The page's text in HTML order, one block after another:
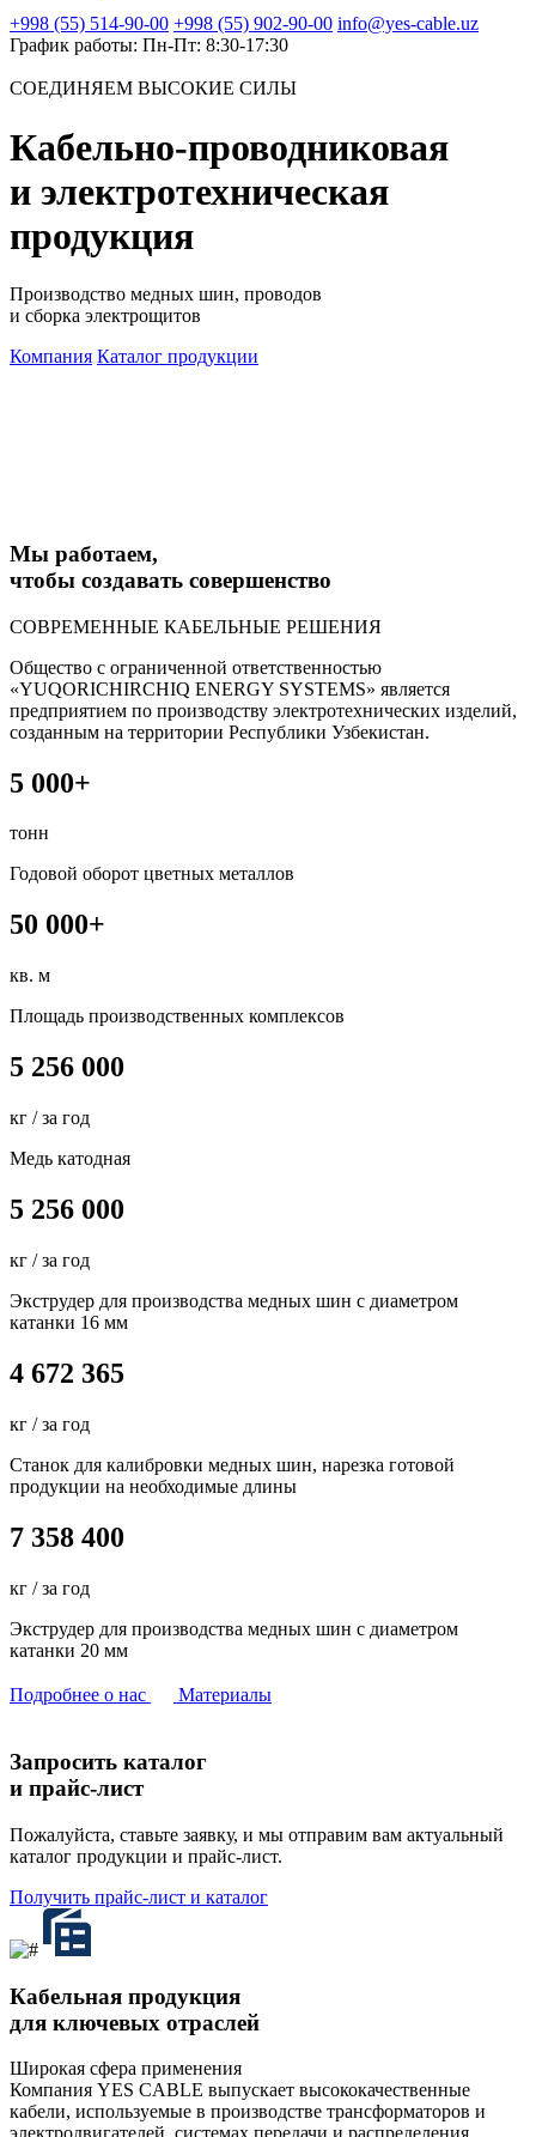
+998 (55) 514-90-00 +998 (55) 902-90-00 info@yes-cable.uz
График работы: Пн-Пт: 8:30-17:30
СОЕДИНЯЕМ ВЫСОКИЕ СИЛЫ
Кабельно-проводниковая
и электротехническая
продукция
Производство медных шин, проводов
и сборка электрощитов
Компания Каталог продукции
Мы работаем,
чтобы создавать совершенство
СОВРЕМЕННЫЕ КАБЕЛЬНЫЕ РЕШЕНИЯ
Общество с ограниченной ответственностью
«YUQORICHIRCHIQ ENERGY SYSTEMS» является
предприятием по производству электротехнических изделий,
созданным на территории Республики Узбекистан.
5 000+
тонн
Годовой оборот цветных металлов
50 000+
кв. м
Площадь производственных комплексов
5 256 000
кг / за год
Медь катодная
5 256 000
кг / за год
Экструдер для производства медных шин с диаметром
катанки 16 мм
4 672 365
кг / за год
Станок для калибровки медных шин, нарезка готовой
продукции на необходимые длины
7 358 400
кг / за год
Экструдер для производства медных шин с диаметром
катанки 20 мм
Подробнее о нас Материалы
Запросить каталог
и прайс-лист
Пожалуйста, ставьте заявку, и мы отправим вам актуальный
каталог продукции и прайс-лист.
Получить прайс-лист и каталог
Кабельная продукция
для ключевых отраслей
Широкая сфера применения
Компания YES CABLE выпускает высококачественные
кабели, используемые в производстве трансформаторов и